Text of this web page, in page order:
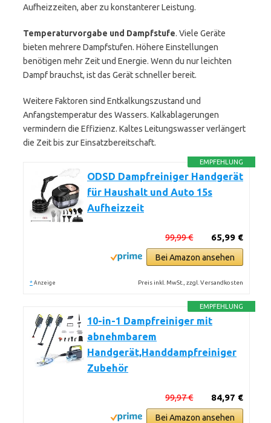
Aufheizzeiten, aber zu konstanterer Leistung.
Temperaturvorgabe und Dampfstufe. Viele Geräte
bieten mehrere Dampfstufen. Höhere Einstellungen
benötigen mehr Zeit und Energie. Wenn du nur leichten
Dampf brauchst, ist das Gerät schneller bereit.
Weitere Faktoren sind Entkalkungszustand und
Anfangstemperatur des Wassers. Kalkablagerungen
vermindern die Effizienz. Kaltes Leitungswasser verlängert
die Zeit bis zur Einsatzbereitschaft.
EMPFEHLUNG
ODSD Dampfreiniger Handgerät
für Haushalt und Auto 15s
Aufheizzeit
65,99 €
99,99 €
Bei Amazon ansehen
* Anzeige Preis inkl. MwSt., zzgl. Versandkosten
EMPFEHLUNG
10-in-1 Dampfreiniger mit
abnehmbarem
Handgerät,Handdampfreiniger
Zubehör
84,97 €
99,97 €
Bei Amazon ansehen